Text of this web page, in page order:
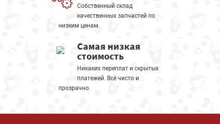
Собственный склад
качественных запчастей по
низким ценам.
Самая низкая
стоимость
Никаких переплат и скрытых
платежей. Всё чисто и
прозрачно.